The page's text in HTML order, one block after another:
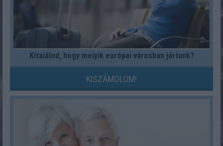
Kitalálod, hogy melyik európai városban jártunk?
KISZÁMOLOM!